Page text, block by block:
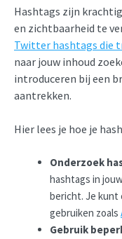
Hashtags zijn
en zichtbaarheid te
Twitter hashtags die
naar jouw inhoud
introduceren bij een
aantrekken.
Hier lees je hoe je
Onderzoek
hashtags in
bericht. Je
gebruiken zoals
Gebruik